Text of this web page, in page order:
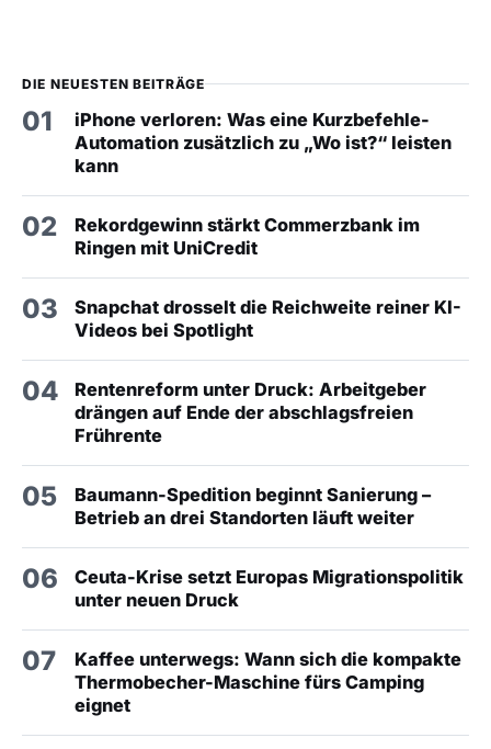
DIE NEUESTEN BEITRÄGE
01
iPhone verloren: Was eine Kurzbefehle-
Automation zusätzlich zu „Wo ist?“ leisten
kann
02
Rekordgewinn stärkt Commerzbank im
Ringen mit UniCredit
03
Snapchat drosselt die Reichweite reiner KI-
Videos bei Spotlight
04
Rentenreform unter Druck: Arbeitgeber
drängen auf Ende der abschlagsfreien
Frührente
05
Baumann-Spedition beginnt Sanierung –
Betrieb an drei Standorten läuft weiter
06
Ceuta-Krise setzt Europas Migrationspolitik
unter neuen Druck
07
Kaffee unterwegs: Wann sich die kompakte
Thermobecher-Maschine fürs Camping
eignet